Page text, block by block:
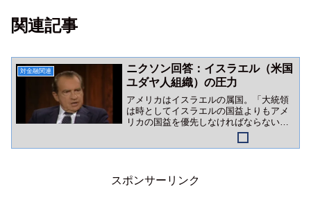
関連記事
対金融関連
ニクソン回答：イスラエル（米国
ユダヤ人組織）の圧力
アメリカはイスラエルの属国。「大統領
は時としてイスラエルの国益よりもアメ
リカの国益を優先しなければならない」
かつてのニクソン語録は、イスラエルロ
ビーの巨大さを証明しています。
スポンサーリンク